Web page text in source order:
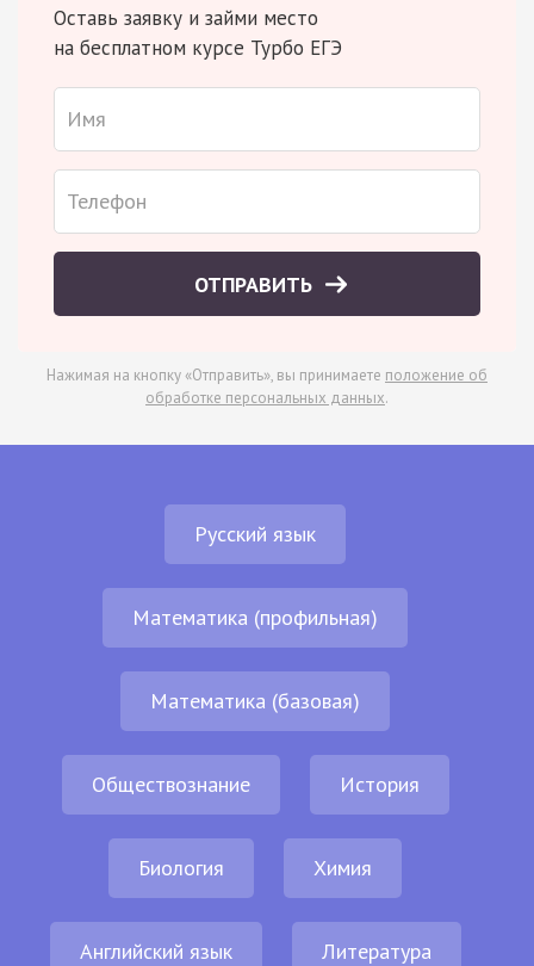
Оставь заявку и займи место
на бесплатном курсе Турбо ЕГЭ
ОТПРАВИТЬ
Нажимая на кнопку «Отправить», вы принимаете положение об
обработке персональных данных.
Русский язык
Математика (профильная)
Математика (базовая)
Обществознание История
Биология Химия
Английский язык Литература